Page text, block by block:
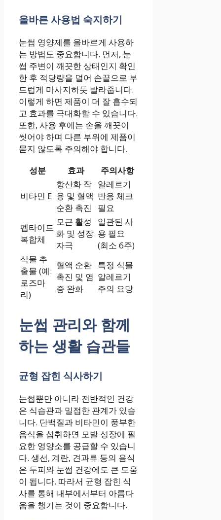
올바른 사용법 숙지하기
눈썹 영양제를 올바르게 사용하
는 방법도 중요합니다. 먼저, 눈
썹 주변이 깨끗한 상태인지 확인
한 후 적당량을 덜어 손끝으로 부
드럽게 마사지하듯 발라줍니다.
이렇게 하면 제품이 더 잘 흡수되
고 효과를 극대화할 수 있습니다.
또한, 사용 후에는 손을 깨끗이
씻어야 하며 다른 부위에 제품이
묻지 않도록 주의해야 합니다.
성분
효과 주의사항
비타민 E
항산화 작
용 및 혈액
순환 촉진
알레르기
반응 체크
필요
펩타이드
복합체
모근 활성
화 및 성장
자극
일관된 사
용 필요
(최소 6주)
식물 추
출물 (예:
로즈마
리)
혈액 순환
촉진 및 염
증 완화
특정 식물
알레르기
주의 요망
눈썹 관리와 함께
하는 생활 습관들
균형 잡힌 식사하기
눈썹뿐만 아니라 전반적인 건강
은 식습관과 밀접한 관계가 있습
니다. 단백질과 비타민이 풍부한
음식을 섭취하면 모발 성장에 필
요한 영양소를 공급할 수 있습니
다. 생선, 계란, 견과류 등의 음식
은 두피와 눈썹 건강에도 큰 도움
이 됩니다. 따라서 균형 잡힌 식
사를 통해 내부에서부터 아름다
움을 챙기는 것이 중요합니다.